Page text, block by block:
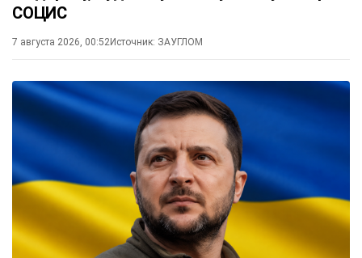
СОЦИС
7 августа 2026, 00:52Источник: ЗАУГЛОМ